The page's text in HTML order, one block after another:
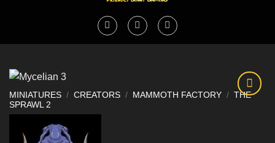
MINIATURES / CREATORS / MAMMOTH FACTORY / THE
SPRAWL 2